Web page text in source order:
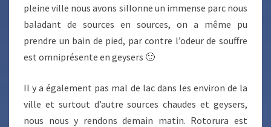
pleine ville nous avons sillonne un immense parc nous
baladant de sources en sources, on a même pu
prendre un bain de pied, par contre l’odeur de souffre
est omniprésente en geysers 🙂
Il y a également pas mal de lac dans les environ de la
ville et surtout d’autre sources chaudes et geysers,
nous nous y rendons demain matin. Rotorura est